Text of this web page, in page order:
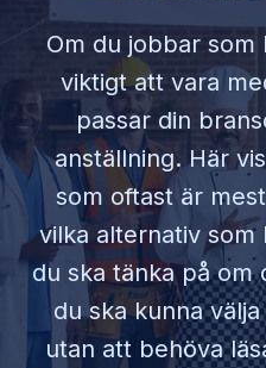
Om du jobbar som
viktigt att vara
passar din
anställning. Här
som oftast är
vilka alternativ som
du ska tänka på
du ska kunna
utan att behöva